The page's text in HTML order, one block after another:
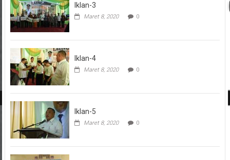
Iklan-3
Maret 8, 2020 0
Iklan-4
Maret 8, 2020 0
Iklan-5
Maret 8, 2020 0